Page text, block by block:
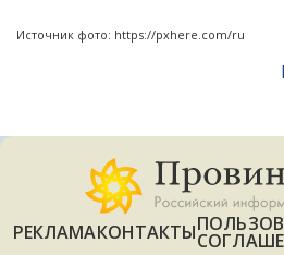
Источник фото: https://pxhere.com/ru
РЕКЛАМАКОНТАКТЫ